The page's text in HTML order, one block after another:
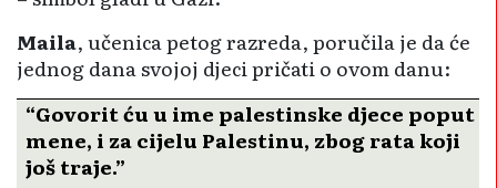
Maila, učenica petog razreda, poručila je da će
jednog dana svojoj djeci pričati o ovom danu:
“Govorit ću u ime palestinske djece poput
mene, i za cijelu Palestinu, zbog rata koji
još traje.”